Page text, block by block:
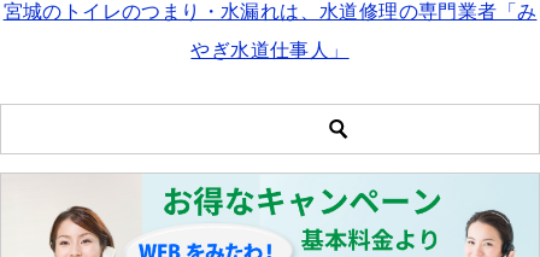
c
b
o
o
k
tt ai
宮城のトイレのつまり・水漏れは、水道修理の専門業者「み
やぎ水道仕事人」